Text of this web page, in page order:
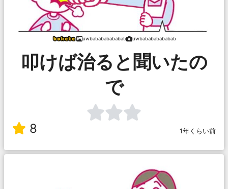
uwbabababababab uwbabababababab
叩けば治ると聞いたの
で
8 1年くらい前